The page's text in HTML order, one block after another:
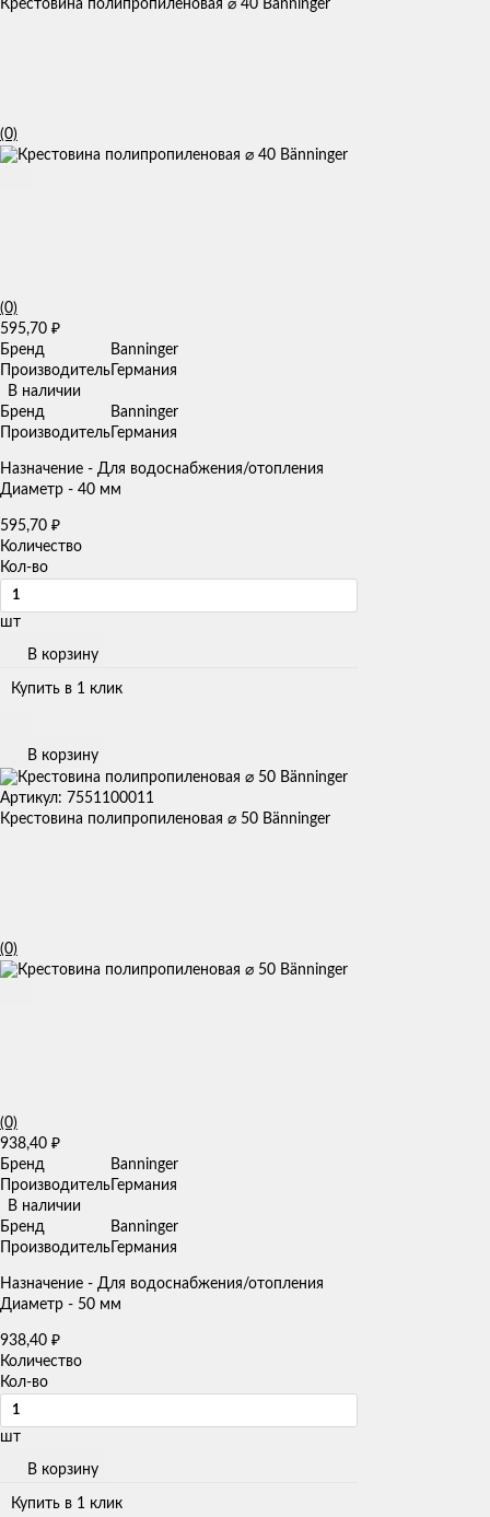
Крестовина полипропиленовая ⌀ 40 Bänninger
(0)
(0)
595,70 ₽
Бренд
Banninger
Производитель Германия
В наличии
Бренд
Banninger
Производитель Германия
Назначение - Для водоснабжения/отопления
Диаметр - 40 мм
595,70 ₽
Количество
Кол-во
шт
В корзину
Купить в 1 клик
В корзину
Артикул: 7551100011
Крестовина полипропиленовая ⌀ 50 Bänninger
(0)
(0)
938,40 ₽
Бренд
Banninger
Производитель Германия
В наличии
Бренд
Banninger
Производитель Германия
Назначение - Для водоснабжения/отопления
Диаметр - 50 мм
938,40 ₽
Количество
Кол-во
шт
В корзину
Купить в 1 клик